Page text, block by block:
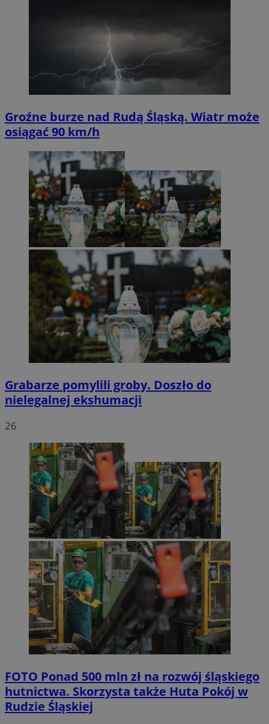
Groźne burze nad Rudą Śląską. Wiatr może
osiągać 90 km/h
Grabarze pomylili groby. Doszło do
nielegalnej ekshumacji
26
FOTO Ponad 500 mln zł na rozwój śląskiego
hutnictwa. Skorzysta także Huta Pokój w
Rudzie Śląskiej